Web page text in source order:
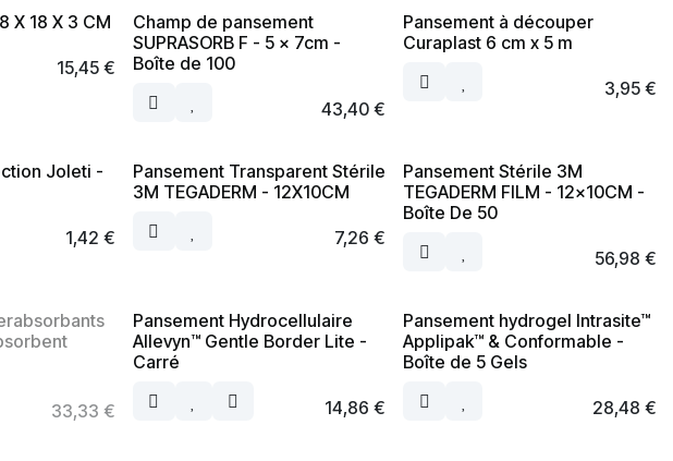
X 18 X 3 CM
15,45€
Champ de pansement
SUPRASORB F - 5 x 7cm -
Boîte de 100
43,40 €
Pansement à découper
Curaplast 6 cm x 5 m
3,95€
Joleti -
1,42 €
Pansement Transparent Stérile
3M TEGADERM - 12X10CM
7,26 €
Pansement Stérile 3M
TEGADERM FILM - 12x10CM -
Boîte De 50
56,98 €
33,33 €
Pansement Hydrocellulaire
Allevyn™ Gentle Border Lite -
Carré
14,86 €
Pansement hydrogel Intrasite™
Applipak™ & Conformable -
Boîte de 5 Gels
28,48 €